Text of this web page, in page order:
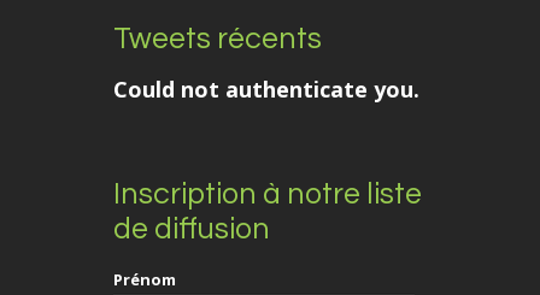
Tweets récents
Could not authenticate you.
Inscription à notre liste
de diffusion
Prénom